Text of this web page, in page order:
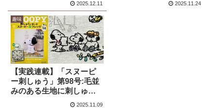
2025.12.11 2025.11.24
趣味
【実践連載】「スヌーピ
ー刺しゅう」第98号:毛並
みのある生地に刺しゅう
2025.11.09